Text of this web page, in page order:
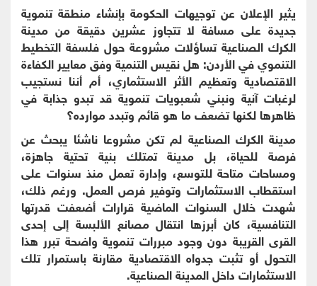
يثير الإعلان عن توجيهات الحكومة بإنشاء منطقة تنموية
جديدة على مسافة لا تتجاوز عشرين دقيقة من مدينة
الكرك الصناعية تساؤلات مشروعة حول فلسفة التخطيط
التنموي في الأردن: هل نقيس التنمية وفق معايير الكفاءة
الاقتصادية وتعظيم الأثر الاستثماري، أم أننا نستجيب
لرغبات آنية ونبني شعبويات تنموية قد تبدو جذابة في
ظاهرها لكنها تضعف ما هو قائم وتبدد موارده؟
مدينة الكرك الصناعية لم تكن مشروعا ناشئا يبحث عن
فرصة للحياة، بل مدينة تمتلك بنية تحتية جاهزة،
ومساحات متاحة للتوسع، وإدارة تعمل منذ سنوات على
استقطاب الاستثمارات وتوفير فرص العمل. ورغم ذلك،
شهدت خلال السنوات الماضية قرارات أضعفت قدرتها
التنافسية، كان أبرزها انتقال مصانع الألبسة إلى إحدى
القرى القريبة دون وجود مبررات تنموية واضحة تبرر هذا
التحول أو تثبت جدواه الاقتصادية مقارنة باستمرار تلك
الاستثمارات داخل المدينة الصناعية.